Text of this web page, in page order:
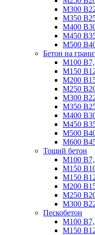
М300
М350
М400
М450
М500
Бетон на
М100
М150
М200
М250
М300
М350
М400
М450
М500
М600
Тощий бетон
М100
М150
М150
М200
М250
М300
Пескобетон
М100
М150